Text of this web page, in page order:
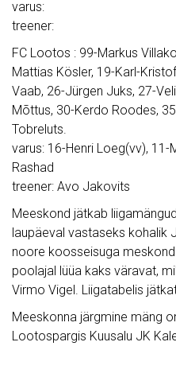
varus:
treener:
FC Lootos : 99-Markus
Mattias Kösler, 19-Karl-
Vaab, 26-Jürgen Juks, 27-
Mõttus, 30-Kerdo Roodes,
Tobreluts.
varus: 16-Henri Loeg(vv),
Rashad
treener: Avo Jakovits
Meeskond jätkab
laupäeval vastaseks kohalik
noore koosseisuga
poolajal lüüa kaks väravat,
Virmo Vigel. Liigatabelis
Meeskonna järgmine mäng
Lootospargis Kuusalu JK